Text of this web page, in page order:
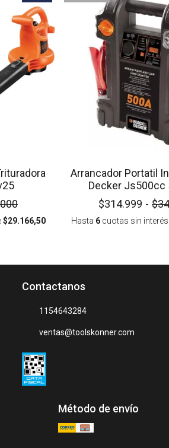
$29.166,50
Arrancador Portatil
Decker Js500cc
$314.999 -
Hasta 6cuotas sin interés
Contactanos
1154643284
ventas@toolskonner.com
Método de envío